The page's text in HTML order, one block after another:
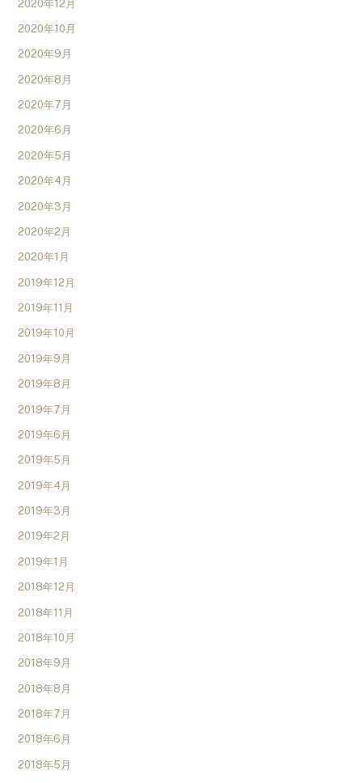
2020年12月
2020年10月
2020年9月
2020年8月
2020年7月
2020年6月
2020年5月
2020年4月
2020年3月
2020年2月
2020年1月
2019年12月
2019年11月
2019年10月
2019年9月
2019年8月
2019年7月
2019年6月
2019年5月
2019年4月
2019年3月
2019年2月
2019年1月
2018年12月
2018年11月
2018年10月
2018年9月
2018年8月
2018年7月
2018年6月
2018年5月